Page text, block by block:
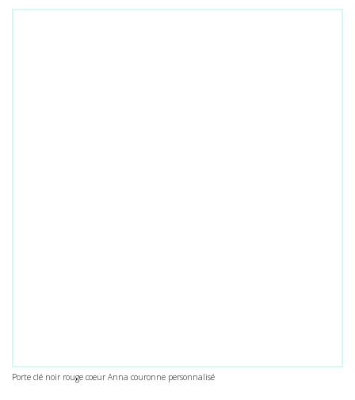
Porte clé noir rouge coeur Anna couronne personnalisé